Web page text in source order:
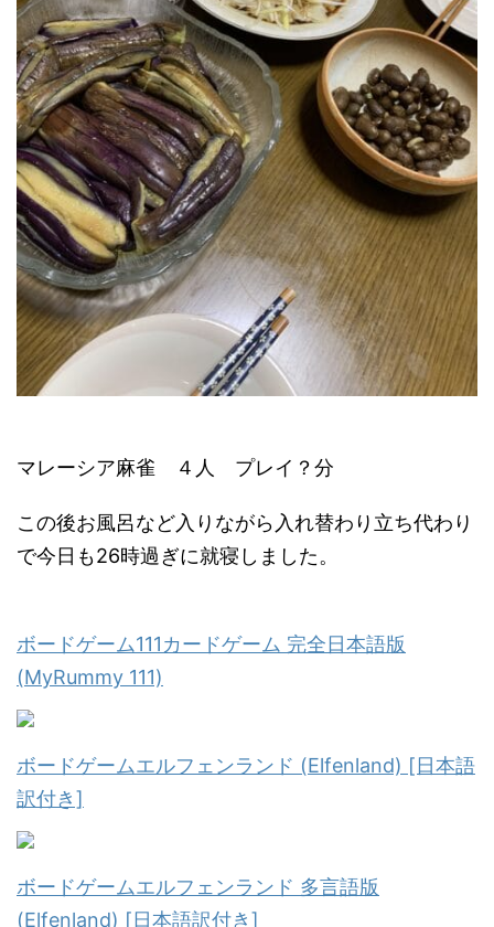
マレーシア麻雀 ４人 プレイ？分
この後お風呂など入りながら入れ替わり立ち代わり
で今日も26時過ぎに就寝しました。
ボードゲーム111カードゲーム 完全日本語版
(MyRummy 111)
ボードゲームエルフェンランド (Elfenland) [日本語
訳付き]
ボードゲームエルフェンランド 多言語版
(Elfenland) [日本語訳付き]